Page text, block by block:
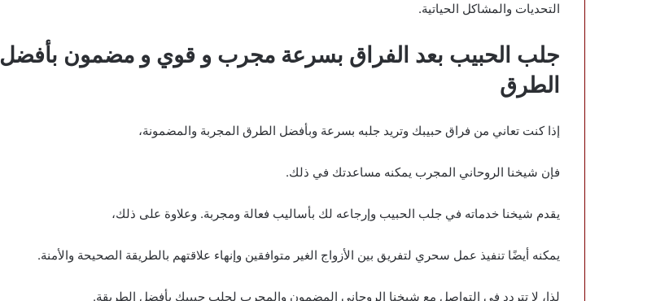
التحديات والمشاكل الحياتية.
جلب الحبيب بعد الفراق بسرعة مجرب و قوي و مضمون بأفضل
الطرق
إذا كنت تعاني من فراق حبيبك وتريد جلبه بسرعة وبأفضل الطرق المجربة والمضمونة،
فإن شيخنا الروحاني المجرب يمكنه مساعدتك في ذلك.
يقدم شيخنا خدماته في جلب الحبيب وإرجاعه لك بأساليب فعالة ومجربة. وعلاوة على ذلك،
يمكنه أيضًا تنفيذ عمل سحري لتفريق بين الأزواج الغير متوافقين وإنهاء علاقتهم بالطريقة الصحيحة والأمنة.
لذا، لا تتردد في التواصل مع شيخنا الروحاني المضمون والمجرب لجلب حبيبك بأفضل الطريقة.